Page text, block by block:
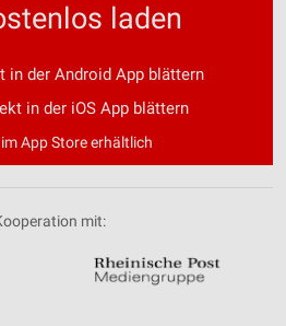
laden
in der Android App blättern
in der iOS App blättern
App Store erhältlich
mit: